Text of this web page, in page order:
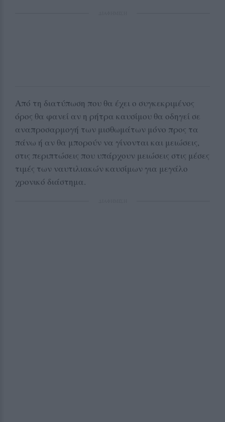
Από τη διατύπωση που θα έχει ο συγκεκριμένος
όρος θα φανεί αν η ρήτρα καυσίμου θα οδηγεί σε
αναπροσαρμογή των μισθωμάτων μόνο προς τα
πάνω ή αν θα μπορούν να γίνονται και μειώσεις,
στις περιπτώσεις που υπάρχουν μειώσεις στις μέσες
τιμές των ναυτιλιακών καυσίμων για μεγάλο
χρονικό διάστημα.